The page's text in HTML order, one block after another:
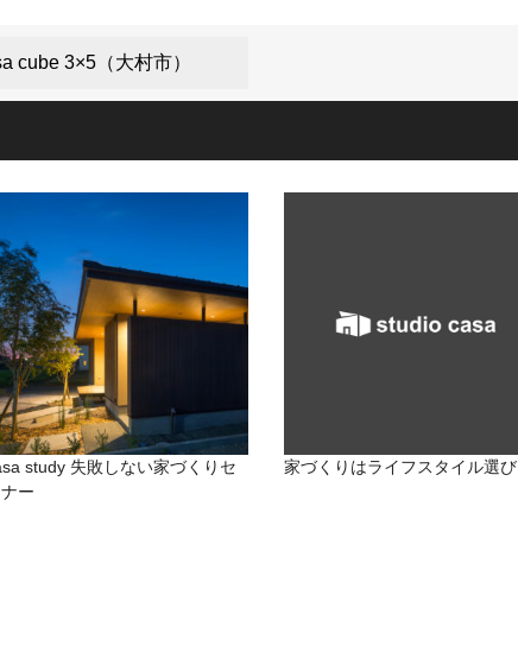
cube 3×5（大村市）
study 失敗しない家づくりセ
ー
家づくりはライフスタイル選び